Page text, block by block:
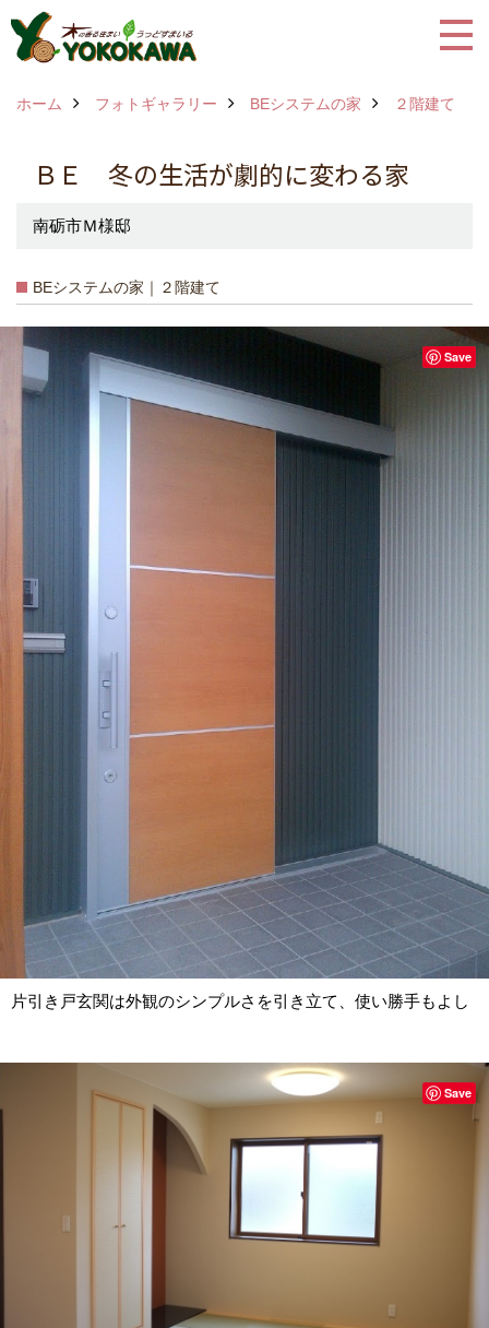
ホーム フォトギャラリー BEシステムの家 ２階建て
ＢＥ 冬の生活が劇的に変わる家
南砺市Ｍ様邸
BEシステムの家｜２階建て
片引き戸玄関は外観のシンプルさを引き立て、使い勝手もよし
Save
Save